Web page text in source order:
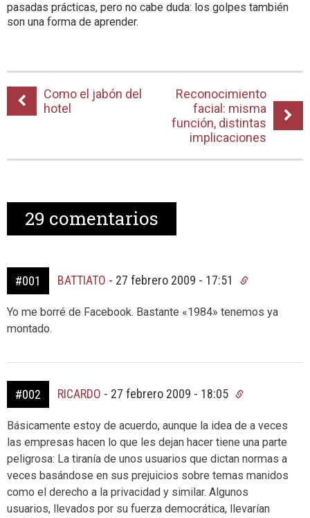
pasadas prácticas, pero no cabe duda: los golpes también
son una forma de aprender.
Como el jabón del
hotel
Reconocimiento
facial: misma
función, distintas
implicaciones
29 comentarios
#001 BATTIATO - 27 febrero 2009 - 17:51
Yo me borré de Facebook. Bastante «1984» tenemos ya
montado.
#002 RICARDO - 27 febrero 2009 - 18:05
Básicamente estoy de acuerdo, aunque la idea de a veces
las empresas hacen lo que les dejan hacer tiene una parte
peligrosa: La tiranía de unos usuarios que dictan normas a
veces basándose en sus prejuicios sobre temas manidos
como el derecho a la privacidad y similar. Algunos
usuarios, llevados por su fuerza democrática, llevarían